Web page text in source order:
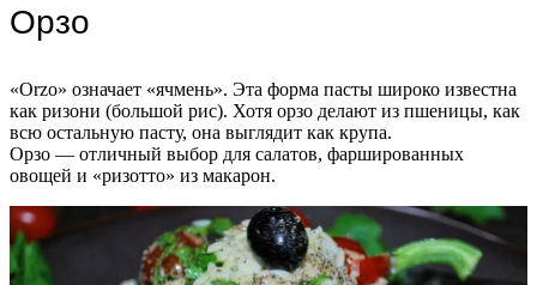
Орзо
«Orzo» означает «ячмень». Эта форма пасты широко известна
как ризони (большой рис). Хотя орзо делают из пшеницы, как
всю остальную пасту, она выглядит как крупа.
Орзо — отличный выбор для салатов, фаршированных
овощей и «ризотто» из макарон.